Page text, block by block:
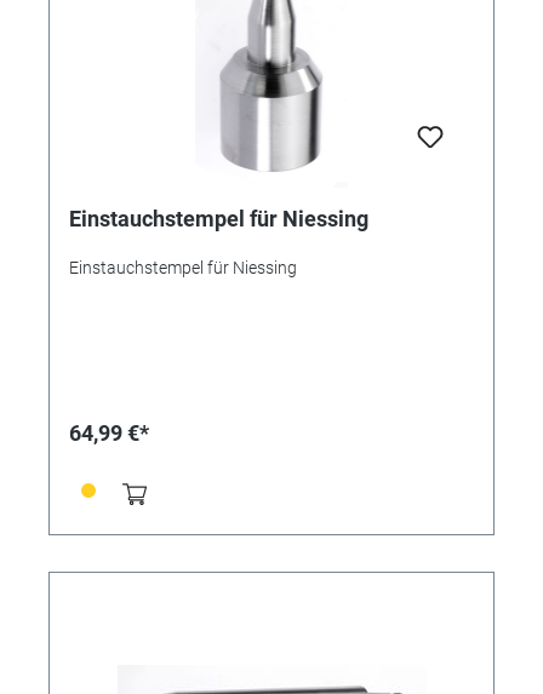
Einstauchstempel für Niessing
Einstauchstempel für Niessing
64,99 €*